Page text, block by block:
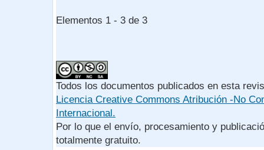
Elementos 1 - 3 de 3
Todos los documentos publicados en esta
Licencia Creative Commons Atribución -No
Internacional.
Por lo que el envío, procesamiento y
totalmente gratuito.